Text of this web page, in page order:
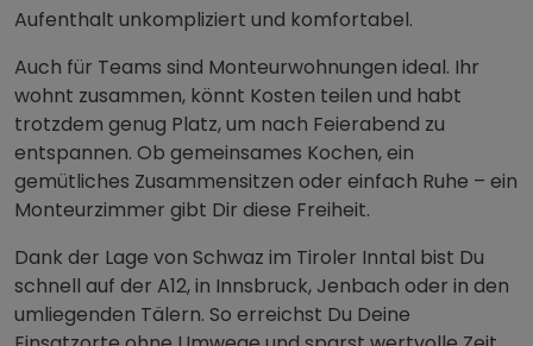
Viele Vermieter in Schwaz achten darauf, ihre
Unterkünfte speziell für Monteure auszustatten:
robuste Möbel, funktionale Ausstattung und
Parkplätze direkt vor der Tür. Gerade wenn Du
mehrere Wochen bleibst, macht das Deinen
Aufenthalt unkompliziert und komfortabel.
Auch für Teams sind Monteurwohnungen ideal. Ihr
wohnt zusammen, könnt Kosten teilen und habt
trotzdem genug Platz, um nach Feierabend zu
entspannen. Ob gemeinsames Kochen, ein
gemütliches Zusammensitzen oder einfach Ruhe – ein